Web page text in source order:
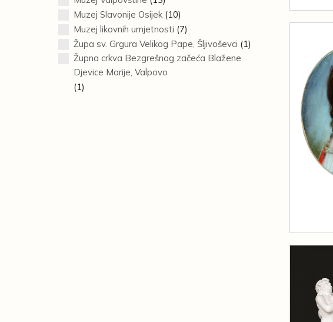
Muzej Slavonije Osijek(10)
Muzej likovnih umjetnosti (7)
Župa sv. Grgura Velikog Pape, Šljivoševci (1)
Župna crkva Bezgrešnog začeća Blažene
Djevice Marije, Valpovo
(1)